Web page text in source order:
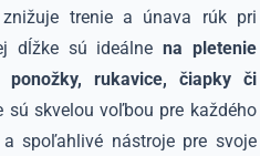
trenie a únava rúk pri
dĺžke sú ideálnena pletenie
rukavice, čiapky či
sú skvelou voľbou pre každého
spoľahlivé nástroje pre svoje